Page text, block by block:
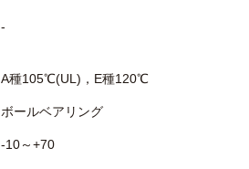
-
A種105℃(UL)，E種120℃
ボールベアリング
-10～+70